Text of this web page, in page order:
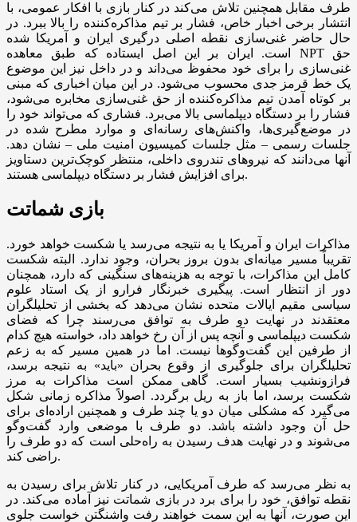
طرف مقابل همچنین تلاش می‌کند در کنار بازی با افکار عمومی، با
انتشار برخی اخبار خاص، فشار بر تیم مذاکره‌کننده را بالا ببرد. در
حال حاضر غنی‌سازی نقطه اصلی درگیری ایران و آمریکا شده
است. ایران بر این اصل ایستاده که طبق معاهده NPT حق
غنی‌سازی را برای خود محفوظ می‌داند و در داخل نیز این موضوع
یک خط قرمز جدی محسوب می‌شود. در این میان اخباری که مبنی
بر کوتاه آمدن تیم مذاکره‌کننده از حق غنی‌سازی مخابره می‌شود،
فشار را بر دستگاه دیپلماسی بالا می‌برد. فشاری که می‌تواند خود را
در موضع‌گیری‌ها، واکنش‌های رسانه‌ای و موارد مطرح شده در
جلسات رسمی – مثل جلسات کمیسیون امنیت ملی – نشان دهد.
آنها می‌دانند که نیرو‌های تندروی داخلی، منتظر کوچک‌ترین دستاویز
برای افزایش فشار بر دستگاه دیپلماسی هستند.
بازی شماتت
مذاکرات ایران و آمریکا یا به نتیجه می‌رسد یا شکست خواهد خورد.
تقریباً مسیر میانه‌ای بدون بروز بحران، وجود ندارد. البته شکست
کامل این مذاکرات، با توجه به هزینه‌های سنگینی که دارد، همچنان
دور از انتظار است. پیگیری خبرنگار فرارو از یک استاد علوم
سیاسی مقیم ایالات متحده نشان می‌دهد که بخشی از تحلیلگران
معتقدند در نهایت دو طرف به توافق می‌رسند چرا که فضای
شکست دیپلماسی و آنچه پس از آن رخ خواهد داد، خواسته هیچ کدام
از طرفین این گفت‌و‌گو‌ها نیست. اما در همین مسیر که به زعم
تحلیلگران برای جلوگیری از وقوع بحران «باید» به نتیجه برسد،
فرازونشیب بسیار است. گاهی ممکن است مذاکرات به مرز
شکست برسد، اما باز به ریل برگردد. اصولاً مذاکره زمانی شکل
می‌گیرد که مشکلی میان دو یا چند طرف و همچنین اراده‌ای برای
حل آن وجود داشته باشد. دو طرف با موضعی وارد گفت‌و‌گو
می‌شوند و در نهایت هدف رسیدن به راه‌حلی است که دو طرف را
راضی کند.
به نظر می‌رسد که طرف آمریکایی، در کنار تلاش برای رسیدن به
نقطه توافق، خود را برای برد در بازی شماتت نیز آماده می‌کند. در
این صورت، آنها به این سمت خواهند رفت واشنگتن خواست جلوی